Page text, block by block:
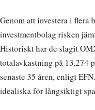
Genom att investera i flera
investmentbolag risken
Historiskt har de slagit
totalavkastning på 13,274
senaste 35 åren, enligt
idealiska för långsiktigt